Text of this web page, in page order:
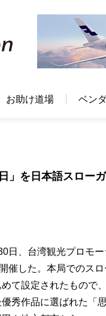
お助け道場 ベン
」を日本語スロー
日、台湾観光プロモ
催した。本局でのス
て設定されたもので
秀作品に選ばれた「